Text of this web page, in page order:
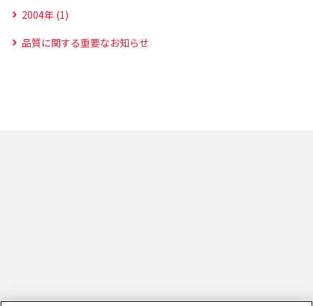
2004年 (1)
品質に関する重要なお知らせ